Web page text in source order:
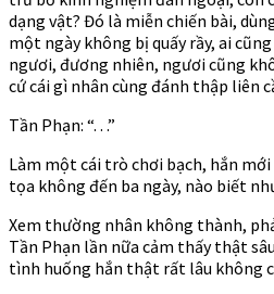
dạng vật? Đó là miễn chiến bài,
một ngày không bị quấy rầy, ai
ngươi, đương nhiên, ngươi cũng
cứ cái gì nhân cùng đánh thập liên
Tần Phạn: “. . .”
Làm một cái trò chơi bạch, hắn
tọa không đến ba ngày, nào biết
Xem thường nhân không thành,
Tần Phạn lần nữa cảm thấy thật
tình huống hắn thật rất lâu không